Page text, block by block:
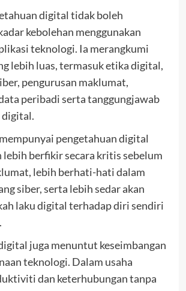
digital tidak boleh
kebolehan menggunakan
teknologi. Ia merangkumi
lebih luas, termasuk etika digital,
pengurusan maklumat,
peribadi serta tanggungjawab
digital.
pengetahuan digital
lebih berfikir secara kritis sebelum
lebih berhati-hati dalam
siber, serta lebih sedar akan
laku digital terhadap diri sendiri
juga menuntut keseimbangan
teknologi. Dalam usaha
dan keterhubungan tanpa